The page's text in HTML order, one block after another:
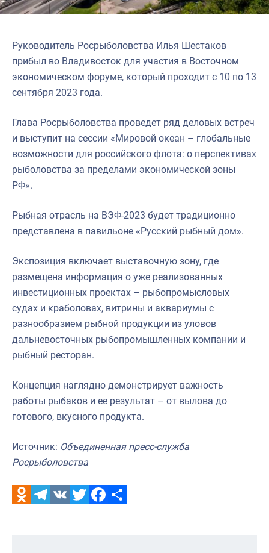
Руководитель Росрыболовства Илья Шестаков
прибыл во Владивосток для участия в Восточном
экономическом форуме, который проходит с 10 по 13
сентября 2023 года.
Глава Росрыболовства проведет ряд деловых встреч
и выступит на сессии «Мировой океан – глобальные
возможности для российского флота: о перспективах
рыболовства за пределами экономической зоны
РФ».
Рыбная отрасль на ВЭФ-2023 будет традиционно
представлена в павильоне «Русский рыбный дом».
Экспозиция включает выставочную зону, где
размещена информация о уже реализованных
инвестиционных проектах – рыбопромысловых
судах и краболовах, витрины и аквариумы с
разнообразием рыбной продукции из уловов
дальневосточных рыбопромышленных компании и
рыбный ресторан.
Концепция наглядно демонстрирует важность
работы рыбаков и ее результат – от вылова до
готового, вкусного продукта.
Источник: Объединенная пресс-служба
Росрыболовства